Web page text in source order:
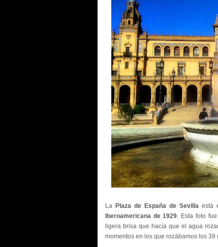
La Plaza de España de Sevilla está
Iberoamericana de 1929. Esta foto
ligera brisa que hacía que el agua
momentos en los que rozábamos los 39